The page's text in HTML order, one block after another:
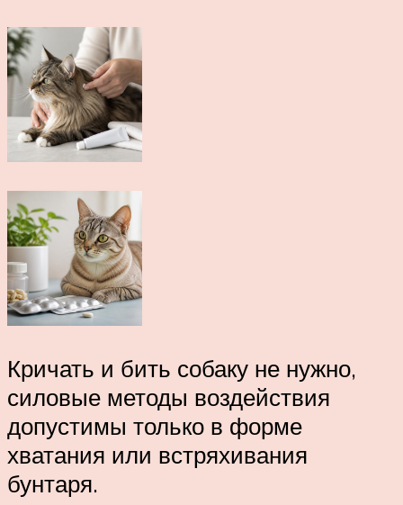
Кричать и бить собаку не нужно,
силовые методы воздействия
допустимы только в форме
хватания или встряхивания
бунтаря.